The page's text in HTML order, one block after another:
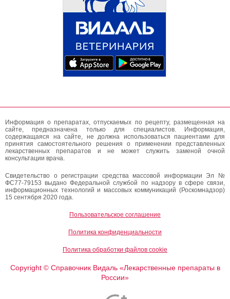
Информация о препаратах, отпускаемых по рецепту, размещенная на
сайте, предназначена только для специалистов. Информация,
содержащаяся на сайте, не должна использоваться пациентами для
принятия самостоятельного решения о применении представленных
лекарственных препаратов и не может служить заменой очной
консультации врача.
Свидетельство о регистрации средства массовой информации Эл №
ФС77-79153 выдано Федеральной службой по надзору в сфере связи,
информационных технологий и массовых коммуникаций (Роскомнадзор)
15 сентября 2020 года.
Пользовательское соглашение
Политика конфиденциальности
Политика обработки файлов cookie
Copyright ©Справочник Видаль «Лекарственные препараты в
России»